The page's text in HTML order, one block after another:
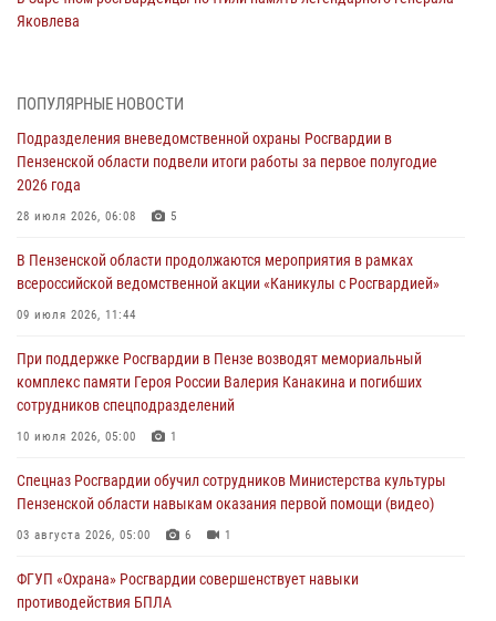
Яковлева
Сотрудники пензенского ОМОН «Страж» познакомили участников
05 августа 2026, 06:15
В Пензе сотрудники Росгвардии оказали помощь
дезориентированному пенсионеру
В Пензе при силовой поддержке Росгвардии пресечена
деятельность ОПГ, маскировавшейся под реабилитационный центр
04 августа 2026, 07:05
В Управлении Росгвардии по Пензенской области подвели итоги
работы за первое полугодие 2026 года
ПОПУЛЯРНЫЕ НОВОСТИ
Подразделения вневедомственной охраны Росгвардии в
Пензенской области подвели итоги работы за первое полугодие
2026 года
28 июля 2026, 06:08 5
В Пензенской области продолжаются мероприятия в рамках
всероссийской ведомственной акции «Каникулы с Росгвардией»
09 июля 2026, 11:44
При поддержке Росгвардии в Пензе возводят мемориальный
комплекс памяти Героя России Валерия Канакина и погибших
сотрудников спецподразделений
10 июля 2026, 05:00 1
Спецназ Росгвардии обучил сотрудников Министерства культуры
Пензенской области навыкам оказания первой помощи (видео)
03 августа 2026, 05:00 6 1
ФГУП «Охрана» Росгвардии совершенствует навыки
противодействия БПЛА